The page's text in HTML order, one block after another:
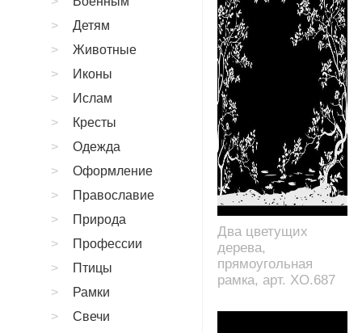
Два цветущих
дерева,
прямоугольная
рамка, арт. XO.687
Детям
Животные
Иконы
Ислам
Кресты
Одежда
Оформление
Православие
Природа
Профессии
Птицы
Рамки
Свечи